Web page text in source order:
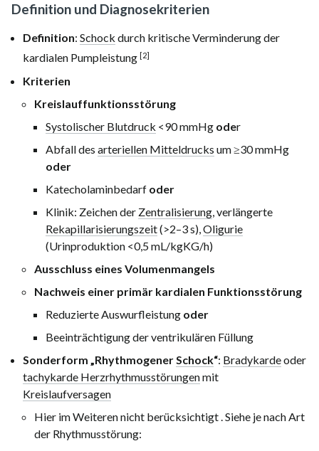
Definition und Diagnosekriterien
Definition: Schock durch kritische Verminderung der
kardialen Pumpleistung [2]
Kriterien
Kreislauffunktionsstörung
Systolischer Blutdruck <90 mmHg oder
Abfall des arteriellen Mitteldrucks um≥30 mmHg
oder
Katecholaminbedarf oder
Klinik: Zeichen der Zentralisierung , verlängerte
Rekapillarisierungszeit(>2–3 s), Oligurie
(Urinproduktion <0,5 mL/kgKG/h)
Ausschluss eines Volumenmangels
Nachweis einer primär kardialen Funktionsstörung
Reduzierte Auswurfleistung oder
Beeinträchtigung der ventrikulären Füllung
Sonderform „Rhythmogener Schock“: Bradykardeoder
tachykarde Herzrhythmusstörungenmit
Kreislaufversagen
Hier im Weiteren nicht berücksichtigt . Siehe je nach Art
der Rhythmusstörung: